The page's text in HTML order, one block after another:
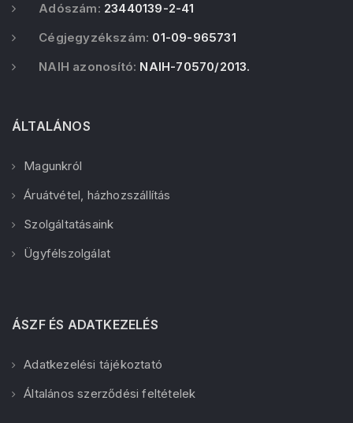
Adószám: 23440139-2-41
Cégjegyzékszám: 01-09-965731
NAIH azonosító: NAIH-70570/2013.
ÁLTALÁNOS
Magunkról
Áruátvétel, házhozszállítás
Szolgáltatásaink
Ügyfélszolgálat
ÁSZF ÉS ADATKEZELÉS
Adatkezelési tájékoztató
Általános szerződési feltételek